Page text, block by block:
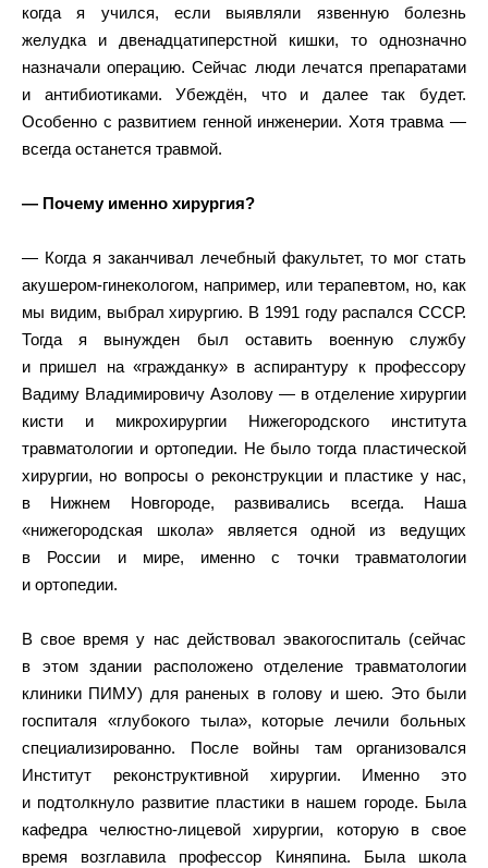
когда я учился, если выявляли язвенную болезнь
желудка и двенадцатиперстной кишки, то однозначно
назначали операцию. Сейчас люди лечатся препаратами
и антибиотиками. Убеждён, что и далее так будет.
Особенно с развитием генной инженерии. Хотя травма —
всегда останется травмой.
— Почему именно хирургия?
— Когда я заканчивал лечебный факультет, то мог стать
акушером-гинекологом, например, или терапевтом, но, как
мы видим, выбрал хирургию. В 1991 году распался СССР.
Тогда я вынужден был оставить военную службу
и пришел на «гражданку» в аспирантуру к профессору
Вадиму Владимировичу Азолову — в отделение хирургии
кисти и микрохирургии Нижегородского института
травматологии и ортопедии. Не было тогда пластической
хирургии, но вопросы о реконструкции и пластике у нас,
в Нижнем Новгороде, развивались всегда. Наша
«нижегородская школа» является одной из ведущих
в России и мире, именно с точки травматологии
и ортопедии.
В свое время у нас действовал эвакогоспиталь (сейчас
в этом здании расположено отделение травматологии
клиники ПИМУ) для раненых в голову и шею. Это были
госпиталя «глубокого тыла», которые лечили больных
специализированно. После войны там организовался
Институт реконструктивной хирургии. Именно это
и подтолкнуло развитие пластики в нашем городе. Была
кафедра челюстно-лицевой хирургии, которую в свое
время возглавила профессор Киняпина. Была школа